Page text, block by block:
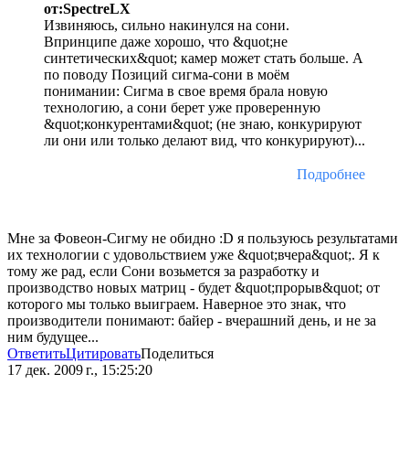
от:SpectreLX
Извиняюсь, сильно накинулся на сони.
Впринципе даже хорошо, что &quot;не
синтетических&quot; камер может стать больше. А
по поводу Позиций сигма-сони в моём
понимании: Сигма в свое время брала новую
технологию, а сони берет уже проверенную
&quot;конкурентами&quot; (не знаю, конкурируют
ли они или только делают вид, что конкурируют)...
Подробнее
Мне за Фовеон-Сигму не обидно :D я пользуюсь результатами
их технологии с удовольствием уже &quot;вчера&quot;. Я к
тому же рад, если Сони возьмется за разработку и
производство новых матриц - будет &quot;прорыв&quot; от
которого мы только выиграем. Наверное это знак, что
производители понимают: байер - вчерашний день, и не за
ним будущее...
ОтветитьЦитироватьПоделиться
17 дек. 2009 г., 15:25:20